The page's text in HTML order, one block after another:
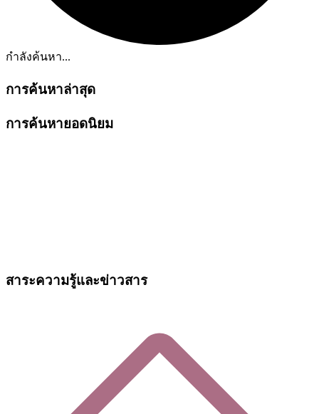
กำลังค้นหา...
การค้นหาล่าสุด
การค้นหายอดนิยม
สาระความรู้และข่าวสาร